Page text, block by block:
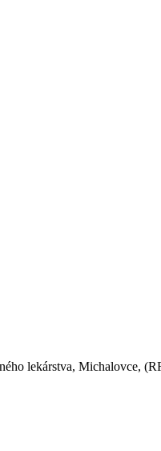
lekárstva, Michalovce,